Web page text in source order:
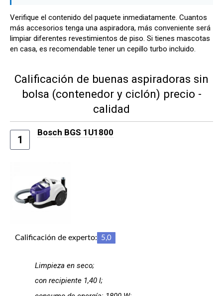
Verifique el contenido del paquete inmediatamente. Cuantos
más accesorios tenga una aspiradora, más conveniente será
limpiar diferentes revestimientos de piso. Si tienes mascotas
en casa, es recomendable tener un cepillo turbo incluido.
Calificación de buenas aspiradoras sin
bolsa (contenedor y ciclón) precio -
calidad
1
Bosch BGS 1U1800
Calificación de experto: 5,0
Limpieza en seco;
con recipiente 1,40 l;